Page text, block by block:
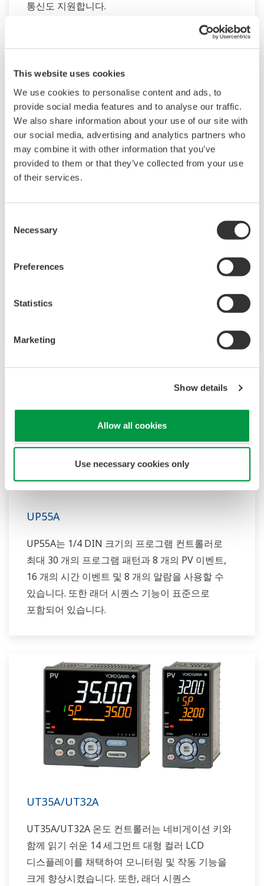
This website uses cookies
We use cookies to personalise content and ads, to
provide social media features and to analyse our traffic.
We also share information about your use of our site with
our social media, advertising and analytics partners who
may combine it with other information that you’ve
provided to them or that they’ve collected from your use
of their services.
Selection
Necessary
Preferences
Statistics
Marketing
Show details
Allow all cookies
Use necessary cookies only
통신도 지원합니다.
UP35A/UP32A 프로그램 조절계는 네비게이션
키와 함께 읽기 쉬운 14 세그먼트 대형 컬러 LCD
디스플레이를 채택하여 모니터링 및 작동 기능을
기능도 표준으로 탑재하고 있습니다. 컨트롤러의
깊이가 짧아 공간을 절약할 수 있으며 이더넷
UP55A
UP55A는 1/4 DIN 크기의 프로그램 컨트롤러로
최대 30 개의 프로그램 패턴과 8 개의 PV 이벤트,
16 개의 시간 이벤트 및 8 개의 알람을 사용할 수
있습니다. 또한 래더 시퀀스 기능이 표준으로
포함되어 있습니다.
UT35A/UT32A
UT35A/UT32A 온도 컨트롤러는 네비게이션 키와
함께 읽기 쉬운 14 세그먼트 대형 컬러 LCD
디스플레이를 채택하여 모니터링 및 작동 기능을
크게 향상시켰습니다. 또한, 래더 시퀀스